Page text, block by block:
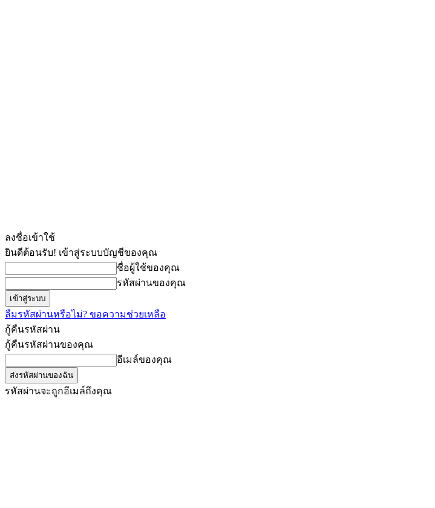
ลงชื่อเข้าใช้
ยินดีต้อนรับ! เข้าสู่ระบบบัญชีของคุณ
ชื่อผู้ใช้ของคุณ
รหัสผ่านของคุณ
ลืมรหัสผ่านหรือไม่? ขอความช่วยเหลือ
กู้คืนรหัสผ่าน
กู้คืนรหัสผ่านของคุณ
อีเมล์ของคุณ
รหัสผ่านจะถูกอีเมล์ถึงคุณ